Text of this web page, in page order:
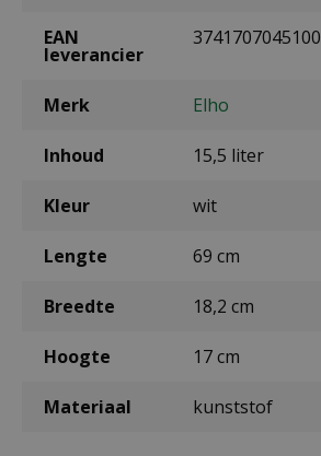
EAN
leverancier
3741707045100
Merk Elho
Inhoud 15,5 liter
Kleur wit
Lengte 69 cm
Breedte 18,2 cm
Hoogte 17 cm
Materiaal kunststof